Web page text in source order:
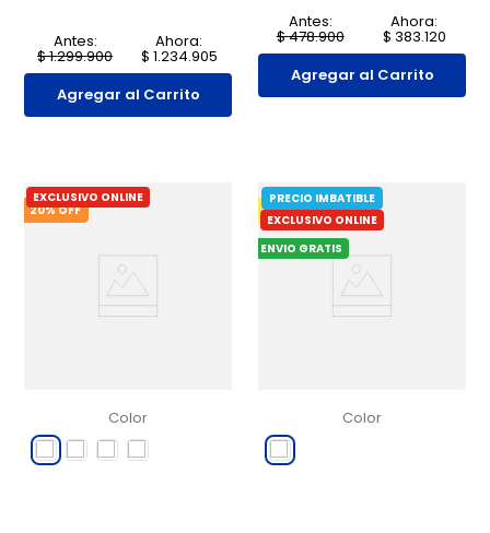
Antes:
$1.299.900
Ahora:
$ 1.234.905
Agregar al Carrito
Antes:
$478.900
Ahora:
$ 383.120
Agregar al Carrito
20% OFF
EXCLUSIVO ONLINE
Color
5% OFF
ENVIO GRATIS
PRECIO IMBATIBLE
EXCLUSIVO ONLINE
Color